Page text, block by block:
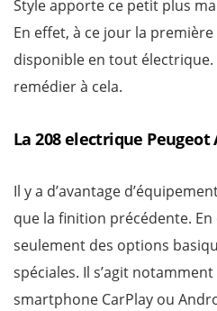
Style apporte ce petit plus
En effet, à ce jour la première
disponible en tout électrique.
remédier à cela.
La 208 electrique Peugeot
Il y a d’avantage
que la finition précédente.
seulement des options
spéciales. Il s’agit
smartphone CarPlay ou